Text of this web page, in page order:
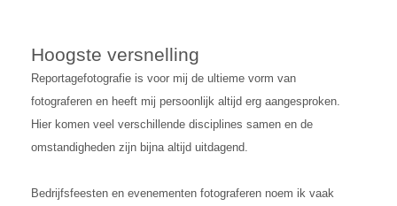
Hoogste versnelling
Reportagefotografie is voor mij de ultieme vorm van
fotograferen en heeft mij persoonlijk altijd erg aangesproken.
Hier komen veel verschillende disciplines samen en de
omstandigheden zijn bijna altijd uitdagend.
Bedrijfsfeesten en evenementen fotograferen noem ik vaak